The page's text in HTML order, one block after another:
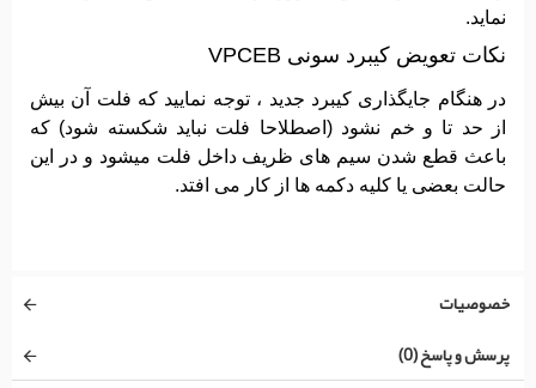
نماید.
نکات تعویض کیبرد سونی VPCEB
در هنگام جایگذاری کیبرد جدید ، توجه نمایید که فلت آن بیش
از حد تا و خم نشود (اصطلاحا فلت نباید شکسته شود) که
باعث قطع شدن سیم های ظریف داخل فلت میشود و در این
حالت بعضی یا کلیه دکمه ها از کار می افتد.
خصوصیات
پرسش و پاسخ (0)